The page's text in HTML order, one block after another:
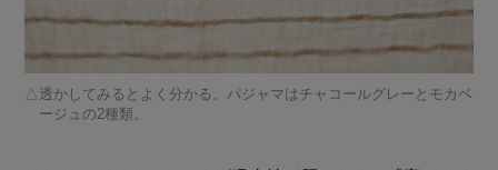
透かしてみるとよく分かる。パジャマはチャコールグレーとモカベ
ージュの2種類。